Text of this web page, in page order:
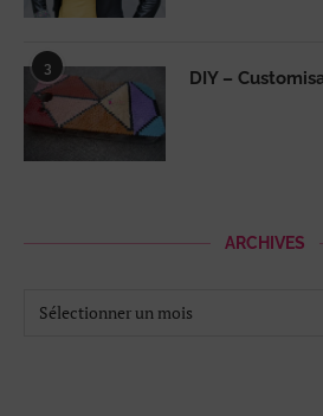
3 DIY –
ARCHIVES